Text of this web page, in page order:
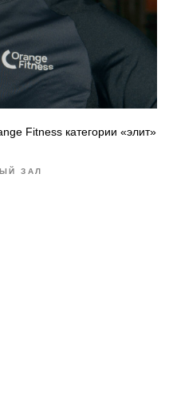
Fitness категории «элит»
ЗАЛ